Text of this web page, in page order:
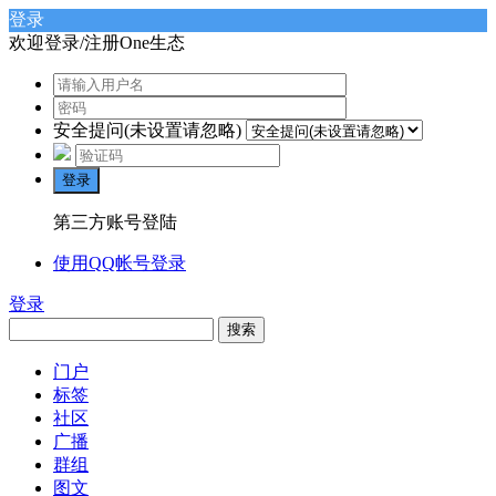
登录
欢迎登录/注册One生态
安全提问(未设置请忽略)
登录
第三方账号登陆
使用QQ帐号登录
登录
搜索
门户
标签
社区
广播
群组
图文